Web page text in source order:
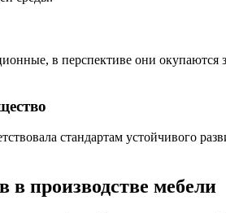
в перспективе они окупаются
стандартам устойчивого
производстве мебели